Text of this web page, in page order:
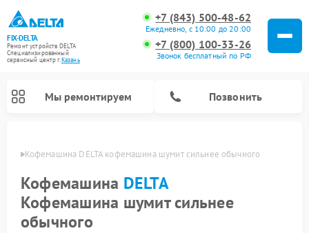
FIX-DELTA
Ремонт устройств DELTA
Специализированный
cервисный центр г.Казань
+7 (843) 500-48-62
Ежедневно, с 10:00 до 20:00
+7 (800) 100-33-26
Звонок бесплатный по РФ
Мы ремонтируем Позвонить
Кофемашина DELTA кофемашина шумит сильнее обычного
Кофемашина DELTA
Кофемашина шумит сильнее
обычного